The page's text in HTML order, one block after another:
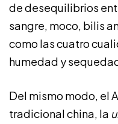
de desequilibrios
sangre, moco, bilis
como las cuatro
humedad y
Del mismo modo, el
tradicional china, la